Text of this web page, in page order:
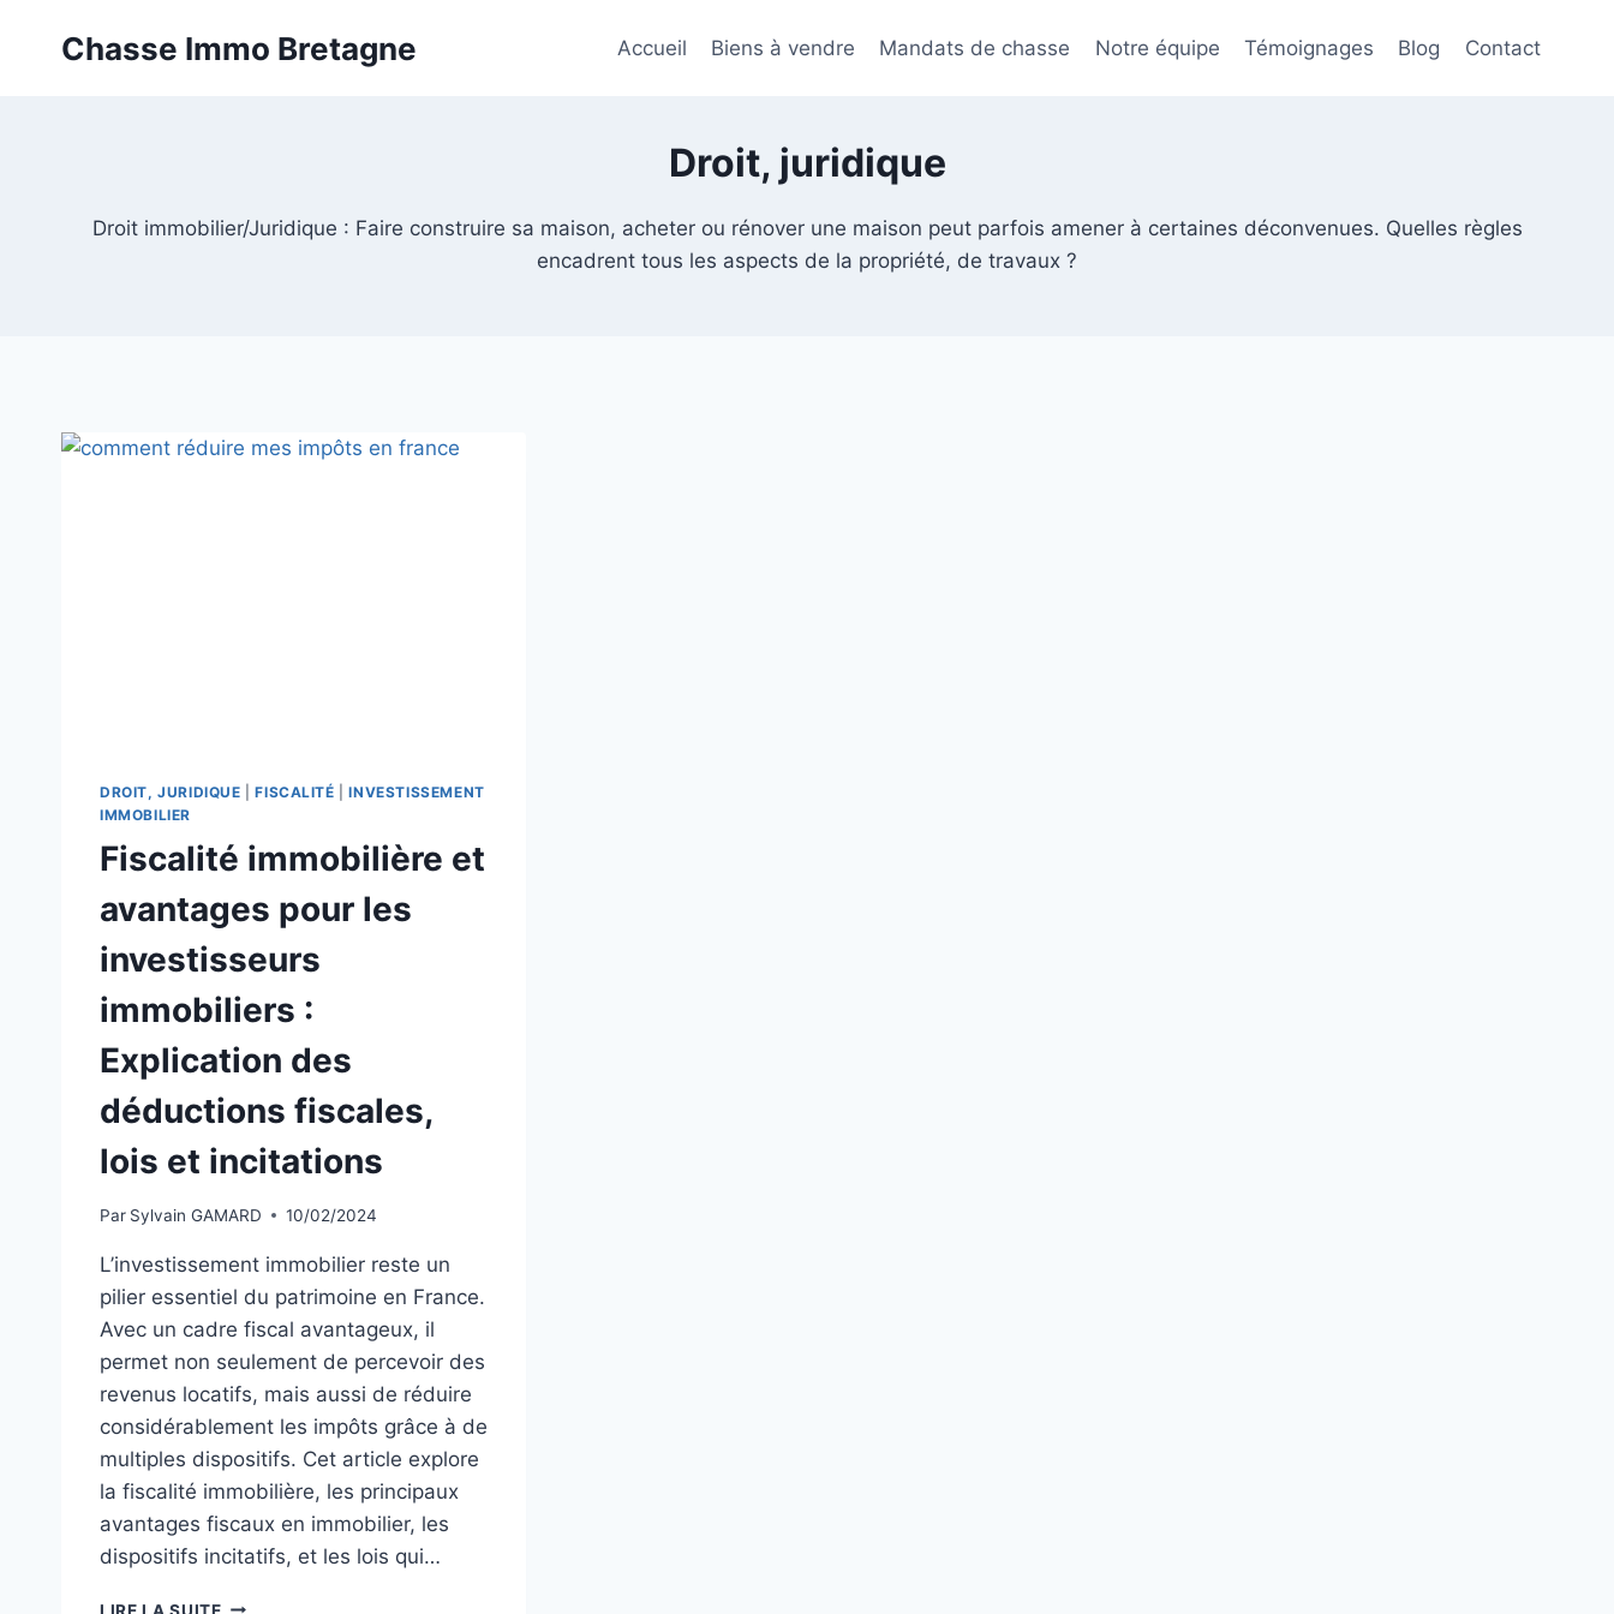
Chasse Immo Bretagne Accueil Biens à vendre Mandats de chasse Notre équipe Témoignages Blog Contact
Droit, juridique
Droit immobilier/Juridique : Faire construire sa maison, acheter ou rénover une maison peut parfois amener à certaines déconvenues. Quelles règles
encadrent tous les aspects de la propriété, de travaux ?
DROIT, JURIDIQUE |FISCALITÉ |INVESTISSEMENT
IMMOBILIER
Fiscalité immobilière et
avantages pour les
investisseurs
immobiliers :
Explication des
déductions fiscales,
lois et incitations
Par Sylvain GAMARD 10/02/2024
L’investissement immobilier reste un
pilier essentiel du patrimoine en France.
Avec un cadre fiscal avantageux, il
permet non seulement de percevoir des
revenus locatifs, mais aussi de réduire
considérablement les impôts grâce à de
multiples dispositifs. Cet article explore
la fiscalité immobilière, les principaux
avantages fiscaux en immobilier, les
dispositifs incitatifs, et les lois qui…
LIRE LA SUITEFISCALITÉ